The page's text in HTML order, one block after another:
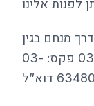
דרך מנחם בגין
150, תל אביב טלפון: 03-6348020 פקס: 03-